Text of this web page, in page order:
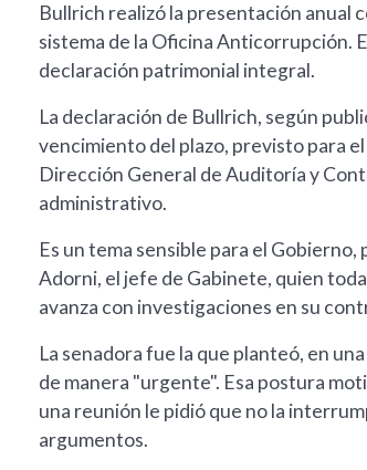
Bullrich realizó la presentación anual
sistema de la Oficina Anticorrupción.
declaración patrimonial integral.
La declaración de Bullrich, según
vencimiento del plazo, previsto para
Dirección General de Auditoría y
administrativo.
Es un tema sensible para el
Adorni, el jefe de Gabinete, quien
avanza con investigaciones en su
La senadora fue la que planteó, en
de manera "urgente". Esa postura
una reunión le pidió que no la
argumentos.